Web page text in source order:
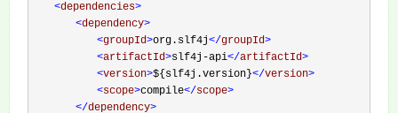
<dependencies>
<dependency>
<groupId>org.slf4j</groupId>
<artifactId>slf4j-api</artifactId>
<version>${slf4j.version}</version>
<scope>compile</scope>
</dependency>